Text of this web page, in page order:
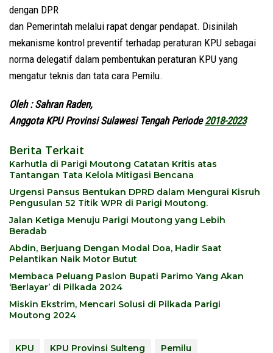
dengan DPR
dan Pemerintah melalui rapat dengar pendapat. Disinilah
mekanisme kontrol preventif terhadap peraturan KPU sebagai
norma delegatif dalam pembentukan peraturan KPU yang
mengatur teknis dan tata cara Pemilu.
Oleh : Sahran Raden,
Anggota KPU Provinsi Sulawesi Tengah Periode2018-2023
Berita Terkait
Karhutla di Parigi Moutong Catatan Kritis atas
Tantangan Tata Kelola Mitigasi Bencana
Urgensi Pansus Bentukan DPRD dalam Mengurai Kisruh
Pengusulan 52 Titik WPR di Parigi Moutong.
Jalan Ketiga Menuju Parigi Moutong yang Lebih
Beradab
Abdin, Berjuang Dengan Modal Doa, Hadir Saat
Pelantikan Naik Motor Butut
Membaca Peluang Paslon Bupati Parimo Yang Akan
‘Berlayar’ di Pilkada 2024
Miskin Ekstrim, Mencari Solusi di Pilkada Parigi
Moutong 2024
KPU KPU Provinsi Sulteng
Pemilu